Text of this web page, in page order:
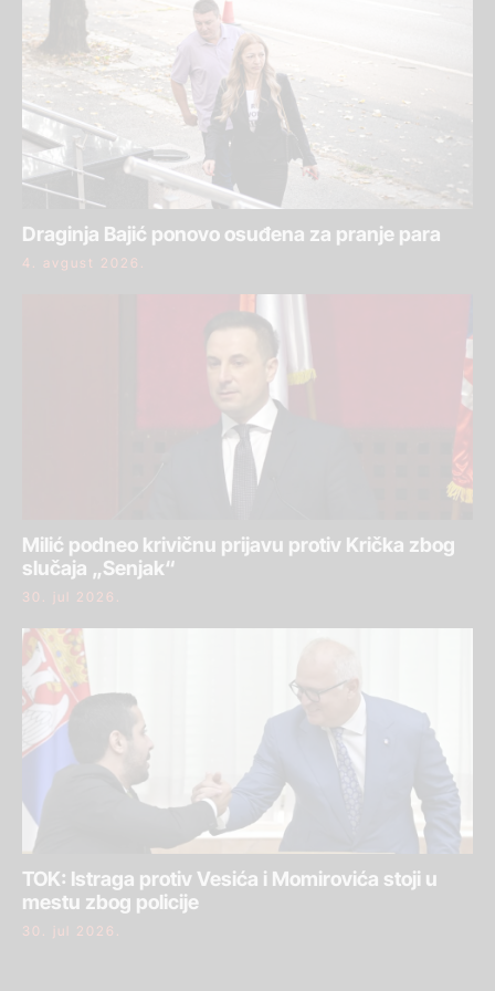
Draginja Bajić ponovo osuđena za pranje para
4. avgust 2026.
Milić podneo krivičnu prijavu protiv Krička zbog
slučaja „Senjak“
30. jul 2026.
TOK: Istraga protiv Vesića i Momirovića stoji u
mestu zbog policije
30. jul 2026.